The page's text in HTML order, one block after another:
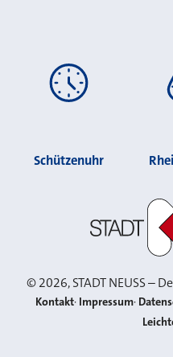
Schützenuhr
©2026, STADT NEUSS –
Kontakt Impressum